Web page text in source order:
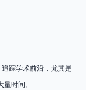
踪学术前沿，尤其是
时间。